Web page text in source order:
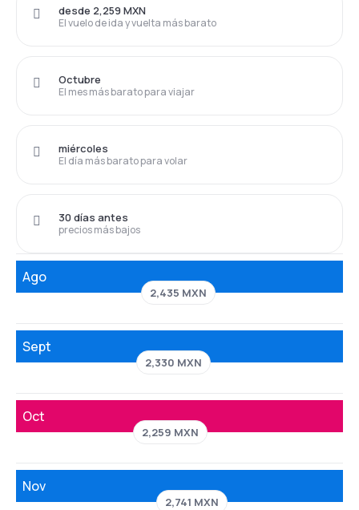
El vuelo de ida y vuelta más barato
desde 2,259 MXN
El mes más barato para viajar
Octubre
El día más barato para volar
miércoles
precios más bajos
30 días antes
Ago
2,435 MXN
Sept
2,330 MXN
Oct
2,259 MXN
Nov
2,741 MXN